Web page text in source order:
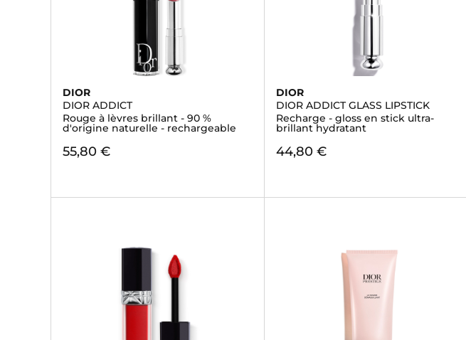
DIOR
DIOR ADDICT
Rouge à lèvres brillant - 90 %
d'origine naturelle - rechargeable
55,80 €
DIOR
DIOR ADDICT GLASS LIPSTICK
Recharge - gloss en stick ultra-
brillant hydratant
44,80 €